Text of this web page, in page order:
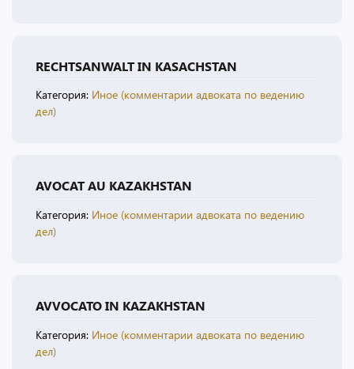
RECHTSANWALT IN KASACHSTAN
Категория: Иное (комментарии адвоката по ведению
дел)
AVOCAT AU KAZAKHSTAN
Категория: Иное (комментарии адвоката по ведению
дел)
AVVOCATO IN KAZAKHSTAN
Категория: Иное (комментарии адвоката по ведению
дел)